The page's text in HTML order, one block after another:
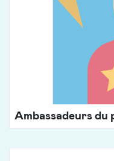
Ambassadeurs du